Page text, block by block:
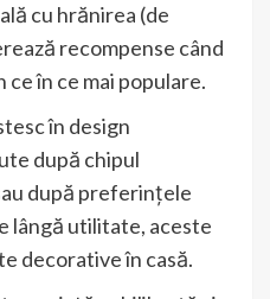
cu hrănirea (de
recompense când
în ce mai populare.
în design
după chipul
după preferințele
lângă utilitate, aceste
decorative în casă.